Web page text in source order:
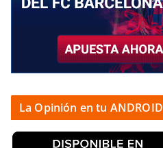
La Opinión en tu ANDROID